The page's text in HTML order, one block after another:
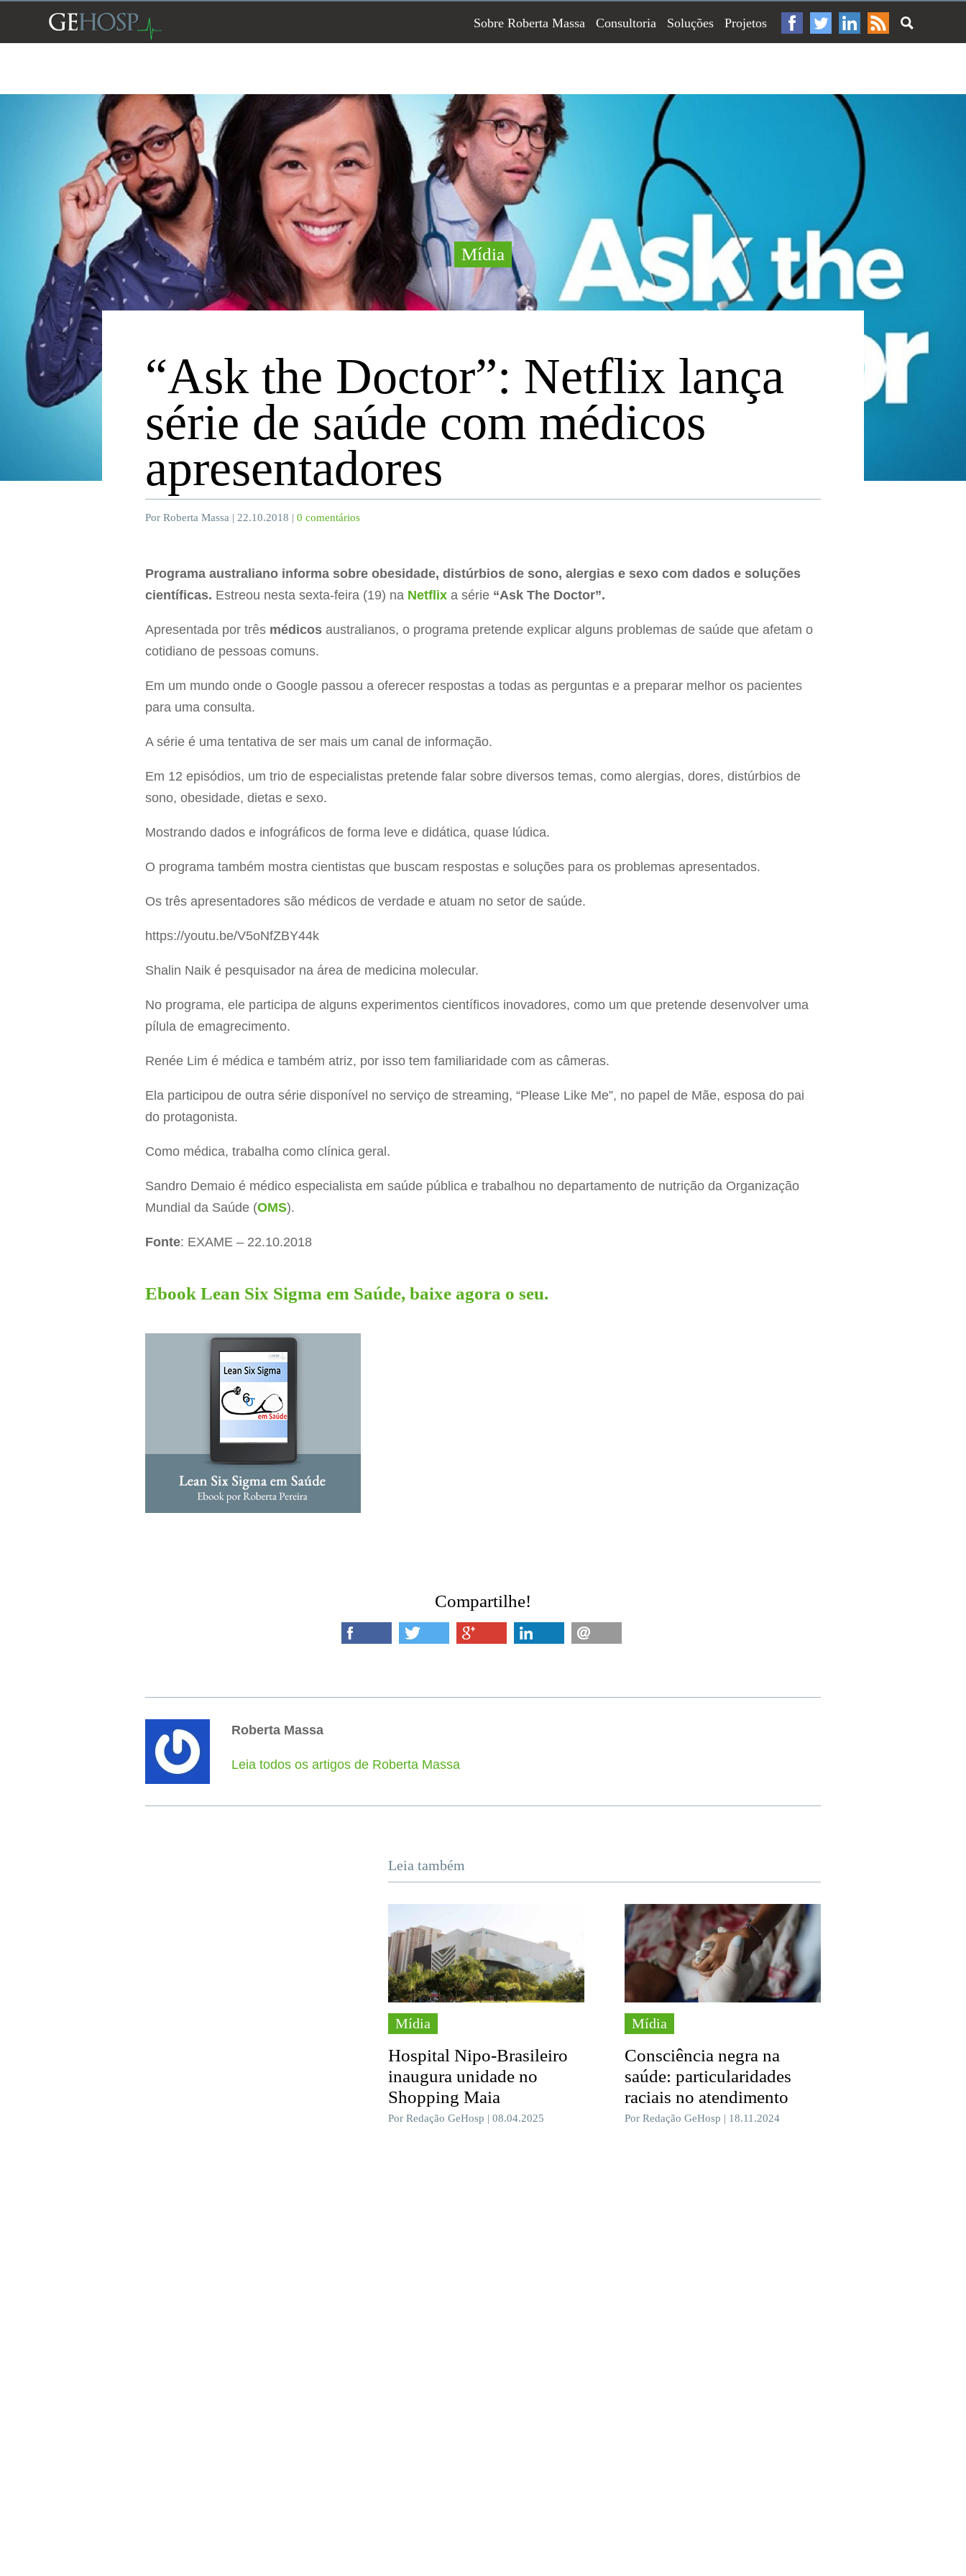
Sobre Roberta Massa Consultoria Soluções Projetos
Mídia
“Ask the Doctor”: Netflix lança
série de saúde com médicos
apresentadores
Por Roberta Massa | 22.10.2018 | 0 comentários
Programa australiano informa sobre obesidade, distúrbios de sono, alergias e sexo com dados e soluções
científicas. Estreou nesta sexta-feira (19) na Netflix a série “Ask The Doctor”.
Apresentada por três médicos australianos, o programa pretende explicar alguns problemas de saúde que afetam o
cotidiano de pessoas comuns.
Em um mundo onde o Google passou a oferecer respostas a todas as perguntas e a preparar melhor os pacientes
para uma consulta.
A série é uma tentativa de ser mais um canal de informação.
Em 12 episódios, um trio de especialistas pretende falar sobre diversos temas, como alergias, dores, distúrbios de
sono, obesidade, dietas e sexo.
Mostrando dados e infográficos de forma leve e didática, quase lúdica.
O programa também mostra cientistas que buscam respostas e soluções para os problemas apresentados.
Os três apresentadores são médicos de verdade e atuam no setor de saúde.
https://youtu.be/V5oNfZBY44k
Shalin Naik é pesquisador na área de medicina molecular.
No programa, ele participa de alguns experimentos científicos inovadores, como um que pretende desenvolver uma
pílula de emagrecimento.
Renée Lim é médica e também atriz, por isso tem familiaridade com as câmeras.
Ela participou de outra série disponível no serviço de streaming, “Please Like Me”, no papel de Mãe, esposa do pai
do protagonista.
Como médica, trabalha como clínica geral.
Sandro Demaio é médico especialista em saúde pública e trabalhou no departamento de nutrição da Organização
Mundial da Saúde (OMS).
Fonte: EXAME – 22.10.2018
Ebook Lean Six Sigma em Saúde, baixe agora o seu.
Compartilhe!
Roberta Massa
Leia todos os artigos de Roberta Massa
Leia também
Mídia
Hospital Nipo-Brasileiro
inaugura unidade no
Shopping Maia
Por Redação GeHosp | 08.04.2025
Mídia
Consciência negra na
saúde: particularidades
raciais no atendimento
Por Redação GeHosp | 18.11.2024